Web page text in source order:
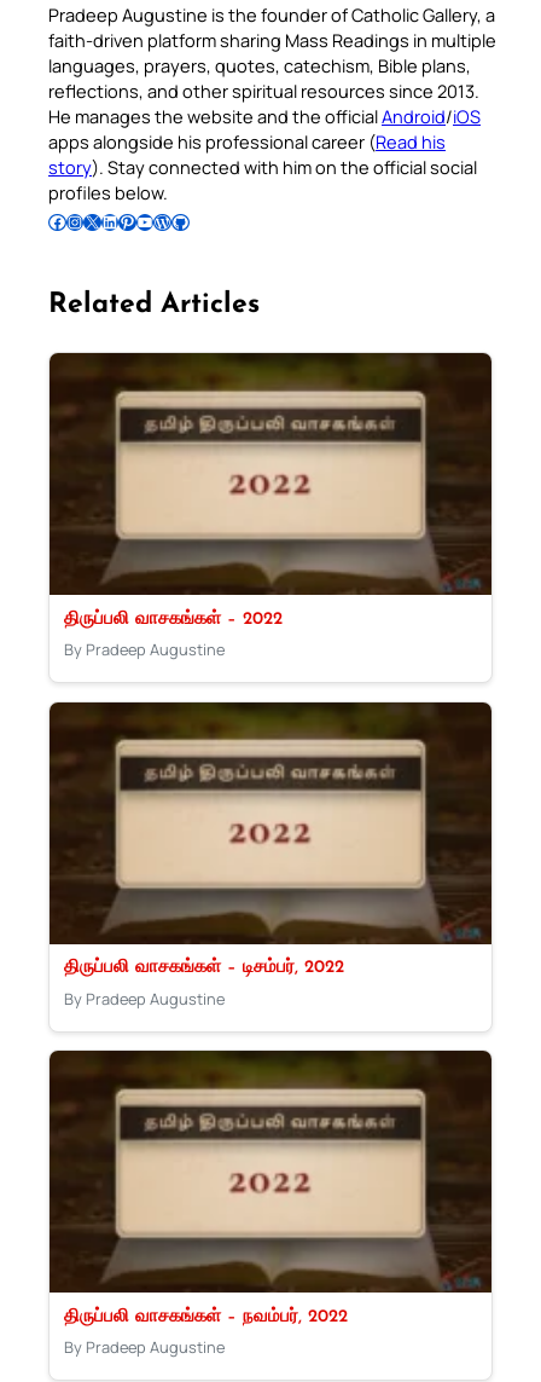
Pradeep Augustine is the founder of Catholic Gallery, a
faith-driven platform sharing Mass Readings in multiple
languages, prayers, quotes, catechism, Bible plans,
reflections, and other spiritual resources since 2013.
He manages the website and the officialAndroid/iOS
apps alongside his professional career (Read his
story). Stay connected with him on the official social
profiles below.
Follow Pradeep on Facebook Follow Pradeep on InstagramFollow Pradeep on X Follow Pradeep on LinkedIn Follow Pradeep on Pinterest Subscribe to Pradeep’s Youtube Channel Follow Pradeep on WordPress Follow Pradeep on GitHub
Related Articles
திருப்பலி வாசகங்கள் – 2022
By Pradeep Augustine
திருப்பலி வாசகங்கள் – டிசம்பர், 2022
By Pradeep Augustine
திருப்பலி வாசகங்கள் – நவம்பர், 2022
By Pradeep Augustine